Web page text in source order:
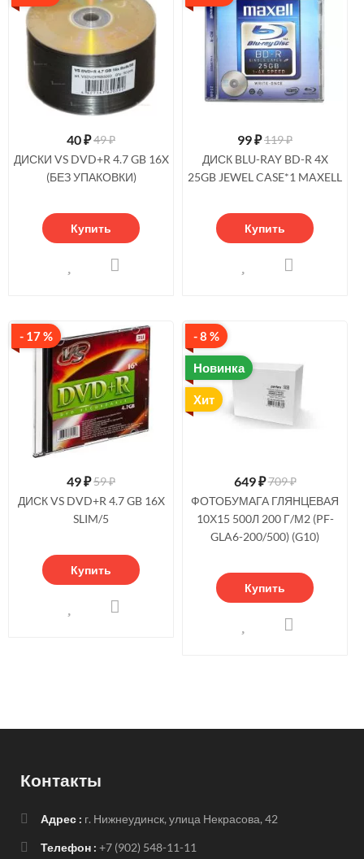
40₽49 ₽
ДИСКИ VS DVD+R 4.7 GB 16X
(БЕЗ УПАКОВКИ)
Купить
99₽119 ₽
ДИСК BLU-RAY BD-R 4X
25GB JEWEL CASE*1 MAXELL
Купить
- 17 %
49₽59 ₽
ДИСК VS DVD+R 4.7 GB 16X
SLIM/5
Купить
- 8 %
Новинка
Хит
649₽709 ₽
ФОТОБУМАГА ГЛЯНЦЕВАЯ
10Х15 500Л 200 Г/М2 (PF-
GLA6-200/500) (G10)
Купить
Контакты
Адрес : г. Нижнеудинск, улица Некрасова, 42
Телефон : +7 (902) 548-11-11